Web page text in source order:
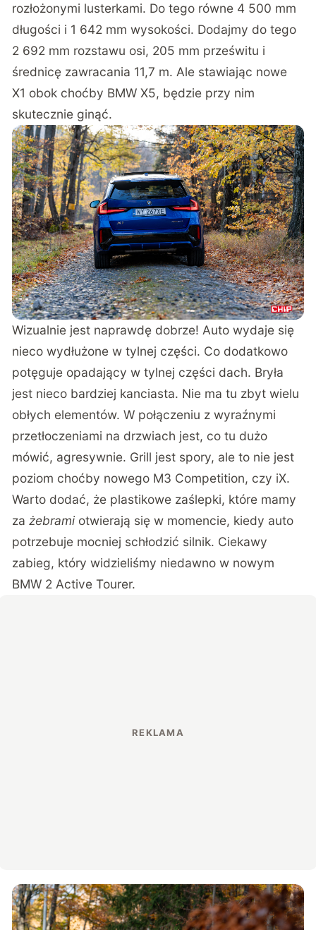
rozłożonymi lusterkami. Do tego równe 4 500 mm
długości i 1 642 mm wysokości. Dodajmy do tego
2 692 mm rozstawu osi, 205 mm prześwitu i
średnicę zawracania 11,7 m. Ale stawiając nowe
X1 obok choćby BMW X5, będzie przy nim
skutecznie ginąć.
Wizualnie jest naprawdę dobrze! Auto wydaje się
nieco wydłużone w tylnej części. Co dodatkowo
potęguje opadający w tylnej części dach. Bryła
jest nieco bardziej kanciasta. Nie ma tu zbyt wielu
obłych elementów. W połączeniu z wyraźnymi
przetłoczeniami na drzwiach jest, co tu dużo
mówić, agresywnie. Grill jest spory, ale to nie jest
poziom choćby nowego M3 Competition, czy iX.
Warto dodać, że plastikowe zaślepki, które mamy
zażebrami otwierają się w momencie, kiedy auto
potrzebuje mocniej schłodzić silnik. Ciekawy
zabieg, który widzieliśmy niedawno w nowym
BMW 2 Active Tourer.